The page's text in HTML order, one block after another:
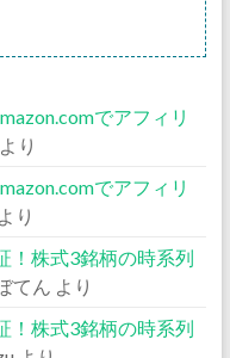
でアフィリ
より
でアフィリ
より
！株式3銘柄の時系列
てん より
！株式3銘柄の時系列